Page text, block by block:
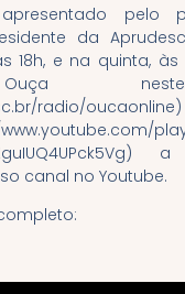
pelo
da
18h, e na quinta, às
radio/
canal no Youtube.